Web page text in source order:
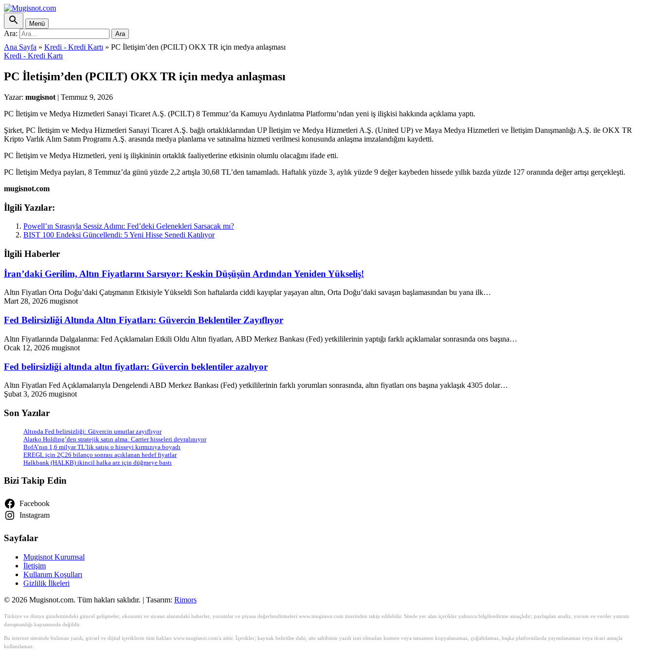
Menü
Ara: Ara
Ana Sayfa » Kredi - Kredi Kartı » PC İletişim’den (PCILT) OKX TR için medya anlaşması
Kredi - Kredi Kartı
PC İletişim’den (PCILT) OKX TR için medya anlaşması
Yazar: mugisnot | Temmuz 9, 2026
PC İletişim ve Medya Hizmetleri Sanayi Ticaret A.Ş. (PCILT) 8 Temmuz’da Kamuyu Aydınlatma Platformu’ndan yeni iş ilişkisi hakkında açıklama yaptı.
Şirket, PC İletişim ve Medya Hizmetleri Sanayi Ticaret A.Ş. bağlı ortaklıklarından UP İletişim ve Medya Hizmetleri A.Ş. (United UP) ve Maya Medya Hizmetleri ve İletişim Danışmanlığı A.Ş. ile OKX TR
Kripto Varlık Alım Satım Programı A.Ş. arasında medya planlama ve satınalma hizmeti verilmesi konusunda anlaşma imzalandığını kaydetti.
PC İletişim ve Medya Hizmetleri, yeni iş ilişkininin ortaklık faaliyetlerine etkisinin olumlu olacağını ifade etti.
PC İletişim Medya payları, 8 Temmuz’da günü yüzde 2,2 artışla 30,68 TL’den tamamladı. Haftalık yüzde 3, aylık yüzde 9 değer kaybeden hissede yıllık bazda yüzde 127 oranında değer artışı gerçekleşti.
mugisnot.com
İlgili Yazılar:
Powell’ın Sırasıyla Sessiz Adımı: Fed’deki Gelenekleri Sarsacak mı?
BIST 100 Endeksi Güncellendi: 5 Yeni Hisse Senedi Katılıyor
İlgili Haberler
İran’daki Gerilim, Altın Fiyatlarını Sarsıyor: Keskin Düşüşün Ardından Yeniden Yükseliş!
Altın Fiyatları Orta Doğu’daki Çatışmanın Etkisiyle Yükseldi Son haftalarda ciddi kayıplar yaşayan altın, Orta Doğu’daki savaşın başlamasından bu yana ilk…
Mart 28, 2026 mugisnot
Fed Belirsizliği Altında Altın Fiyatları: Güvercin Beklentiler Zayıflıyor
Altın Fiyatlarında Dalgalanma: Fed Açıklamaları Etkili Oldu Altın fiyatları, ABD Merkez Bankası (Fed) yetkililerinin yaptığı farklı açıklamalar sonrasında ons başına…
Ocak 12, 2026 mugisnot
Fed belirsizliği altında altın fiyatları: Güvercin beklentiler azalıyor
Altın Fiyatları Fed Açıklamalarıyla Dengelendi ABD Merkez Bankası (Fed) yetkililerinin farklı yorumları sonrasında, altın fiyatları ons başına yaklaşık 4305 dolar…
Şubat 3, 2026 mugisnot
Son Yazılar
Altında Fed belirsizliği: Güvercin umutlar zayıflıyor
Alarko Holding’den stratejik satın alma: Carrier hisseleri devralınıyor
BofA’nın 1,6 milyar TL’lik satışı o hisseyi kırmızıya boyadı
EREGL için 2Ç26 bilanço sonrası açıklanan hedef fiyatlar
Halkbank (HALKB) ikincil halka arz için düğmeye bastı
Bizi Takip Edin
Facebook
Instagram
Sayfalar
Mugisnot Kurumsal
İletişim
Kullanım Koşulları
Gizlilik İlkeleri
© 2026 Mugisnot.com. Tüm hakları saklıdır. | Tasarım: Rimors
Türkiye ve dünya gündemindeki güncel gelişmeler, ekonomi ve siyaset alanındaki haberler, yorumlar ve piyasa değerlendirmeleri www.mugisnot.com üzerinden takip edilebilir. Sitede yer alan içerikler yalnızca bilgilendirme amaçlıdır; paylaşılan analiz, yorum ve veriler yatırım
danışmanlığı kapsamında değildir.
Bu internet sitesinde bulunan yazılı, görsel ve dijital içeriklerin tüm hakları www.mugisnot.com'a aittir. İçerikler; kaynak belirtilse dahi, site sahibinin yazılı izni olmadan kısmen veya tamamen kopyalanamaz, çoğaltılamaz, başka platformlarda yayımlanamaz veya ticari amaçla
kullanılamaz.